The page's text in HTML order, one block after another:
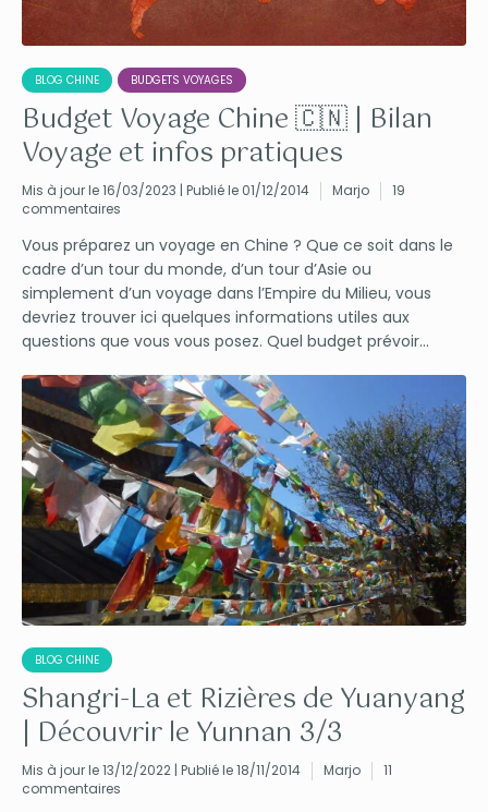
BLOG CHINE BUDGETS VOYAGES
Budget Voyage Chine 🇨🇳 | Bilan
Voyage et infos pratiques
Mis à jour le 16/03/2023 | Publié le 01/12/2014 Marjo
19
commentaires
Vous préparez un voyage en Chine ? Que ce soit dans le
cadre d’un tour du monde, d’un tour d’Asie ou
simplement d’un voyage dans l’Empire du Milieu, vous
devriez trouver ici quelques informations utiles aux
questions que vous vous posez. Quel budget prévoir...
BLOG CHINE
Shangri-La et Rizières de Yuanyang
| Découvrir le Yunnan 3/3
Mis à jour le 13/12/2022 | Publié le 18/11/2014 Marjo
11
commentaires